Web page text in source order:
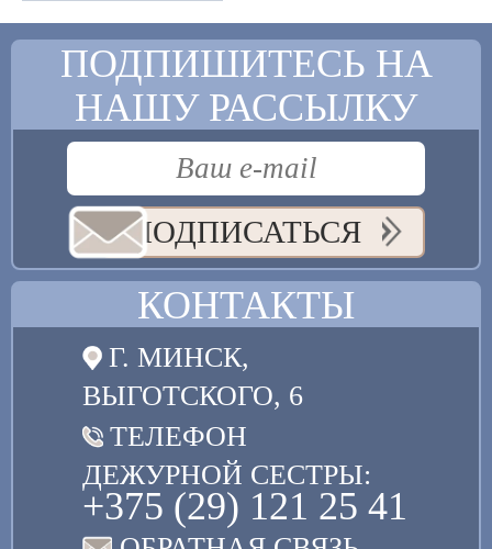
ПОДПИШИТЕСЬ НА
НАШУ РАССЫЛКУ
ПОДПИСАТЬСЯ
КОНТАКТЫ
Г. МИНСК,
ВЫГОТСКОГО, 6
ТЕЛЕФОН
ДЕЖУРНОЙ СЕСТРЫ:
+375 (29) 121 25 41